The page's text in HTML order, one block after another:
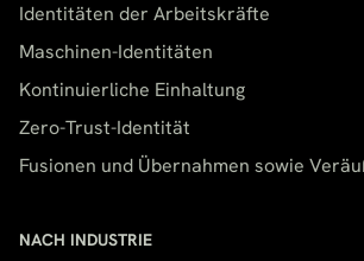
Identitäten der Arbeitskräfte
Maschinen-Identitäten
Kontinuierliche Einhaltung
Zero-Trust-Identität
Fusionen und Übernahmen sowie
NACH INDUSTRIE